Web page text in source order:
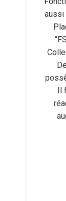
aussi
Il